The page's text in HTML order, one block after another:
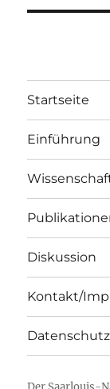
Startseite
Einführung
Diskussion
Kontakt/